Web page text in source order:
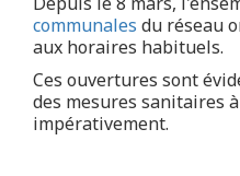
Sur la route
Nos collections
communales du réseau
aux horaires habituels.
Ces ouvertures sont
des mesures sanitaires
impérativement.